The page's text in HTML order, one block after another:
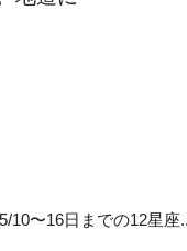
5/10〜16日までの12星座